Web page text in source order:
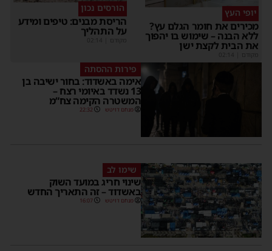
יופי העץ
מכירים את חומר הגלם עץ?
ללא הבנה – שימוש בו יהפוך
את הבית לקצת ישן
הורסים נכון
הריסת מבנים: טיפים ומידע
על התהליך
פירות ההסתה
אימה באשדוד: בחור ישיבה בן
13 נשדד באיומי רצח –
המשטרה הקימה צח”מ
מנחם דויטש 22:32
שימו לב
שינוי חריג במועד השוק
באשדוד – זה התאריך החדש
מנחם דויטש 16:07